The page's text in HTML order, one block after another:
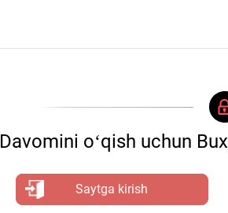
Davomini oʻqish uchun
Saytga kirish